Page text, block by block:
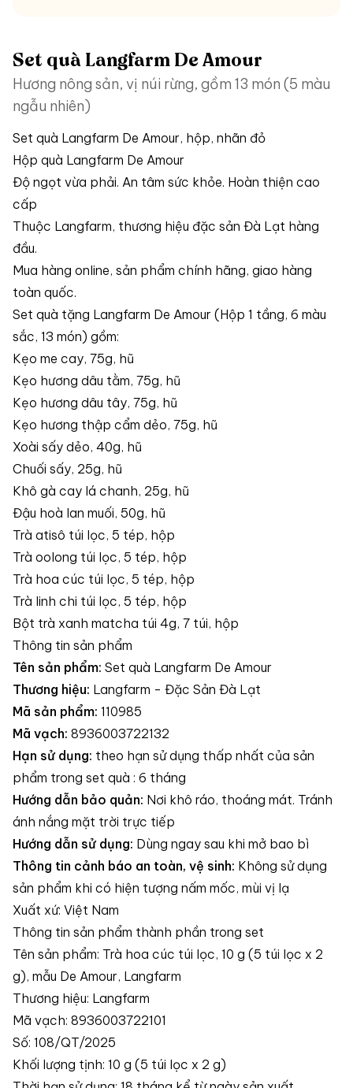
Set quà Langfarm De Amour
Hương nông sản, vị núi rừng, gồm 13 món (5 màu
ngẫu nhiên)
Set quà Langfarm De Amour, hộp, nhãn đỏ
Hộp quà Langfarm De Amour
Độ ngọt vừa phải. An tâm sức khỏe. Hoàn thiện cao
cấp
Thuộc Langfarm, thương hiệu đặc sản Đà Lạt hàng
đầu.
Mua hàng online, sản phẩm chính hãng, giao hàng
toàn quốc.
Set quà tặng Langfarm De Amour (Hộp 1 tầng, 6 màu
sắc, 13 món) gồm:
Kẹo me cay, 75g, hũ
Kẹo hương dâu tằm, 75g, hũ
Kẹo hương dâu tây, 75g, hũ
Kẹo hương thập cẩm dẻo, 75g, hũ
Xoài sấy dẻo, 40g, hũ
Chuối sấy, 25g, hũ
Khô gà cay lá chanh, 25g, hũ
Đậu hoà lan muối, 50g, hũ
Trà atisô túi lọc, 5 tép, hộp
Trà oolong túi lọc, 5 tép, hộp
Trà hoa cúc túi lọc, 5 tép, hộp
Trà linh chi túi lọc, 5 tép, hộp
Bột trà xanh matcha túi 4g, 7 túi, hộp
Thông tin sản phẩm
Tên sản phẩm: Set quà Langfarm De Amour
Thương hiệu: Langfarm - Đặc Sản Đà Lạt
Mã sản phẩm: 110985
Mã vạch: 8936003722132
Hạn sử dụng: theo hạn sử dụng thấp nhất của sản
phẩm trong set quà : 6 tháng
Hướng dẫn bảo quản: Nơi khô ráo, thoáng mát. Tránh
ánh nắng mặt trời trực tiếp
Hướng dẫn sử dụng: Dùng ngay sau khi mở bao bì
Thông tin cảnh báo an toàn, vệ sinh: Không sử dụng
sản phẩm khi có hiện tượng nấm mốc, mùi vị lạ
Xuất xứ: Việt Nam
Thông tin sản phẩm thành phần trong set
Tên sản phẩm: Trà hoa cúc túi lọc, 10 g (5 túi lọc x 2
g), mẫu De Amour, Langfarm
Thương hiệu: Langfarm
Mã vạch: 8936003722101
Số: 108/QT/2025
Khối lượng tịnh: 10 g (5 túi lọc x 2 g)